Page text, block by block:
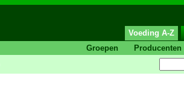
Voeding A-Z
Groepen
Producenten